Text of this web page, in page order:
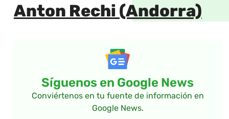
Anton Rechi (Andorra)
Síguenos en Google News
Conviértenos en tu fuente de información en
Google News.